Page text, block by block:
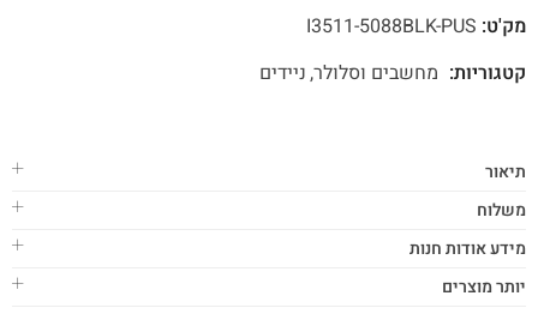
מק'ט: I3511-5088BLK-PUS
קטגוריות: מחשבים וסלולר ניידים
תיאור
משלוח
מידע אודות חנות
יותר מוצרים